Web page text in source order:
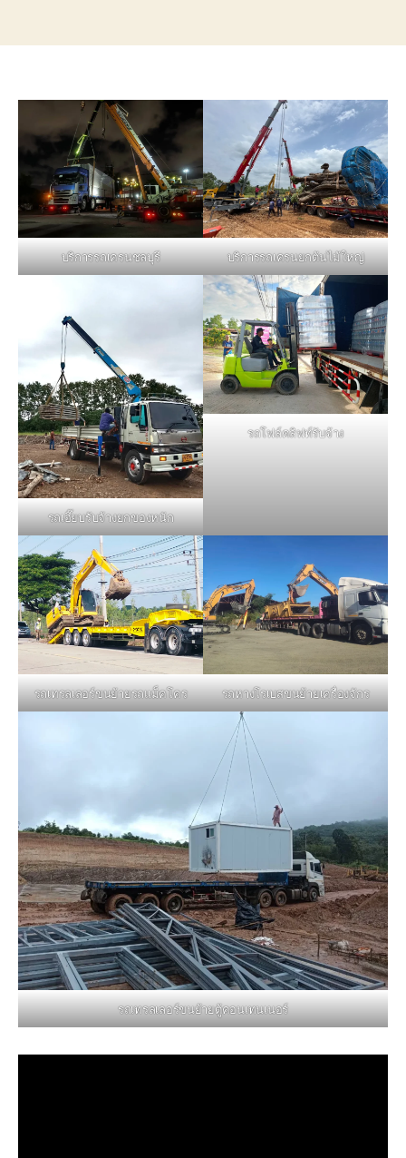
บริการรถเครนชลบุรี บริการรถเครนยกต้นไม้ใหญ่
รถเฮี๊ยบรับจ้างยกของหนัก
รถโฟล์คลิฟท์รับจ้าง
รถเทรลเลอร์ขนย้ายรถแม็คโคร รถหางโรเบสขนย้ายเครื่องจักร
รถเทรลเลอร์ขนย้ายตู้คอนเทนเนอร์